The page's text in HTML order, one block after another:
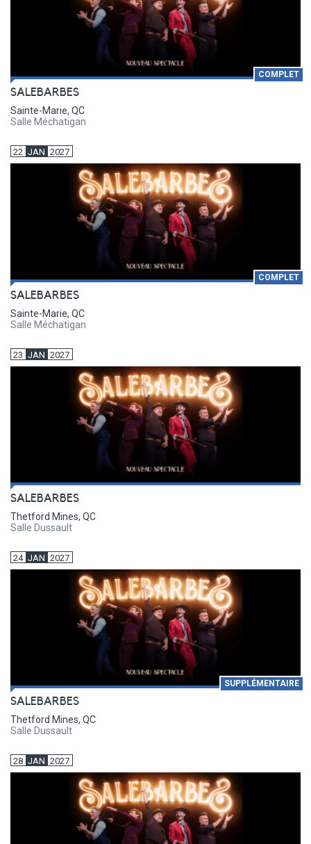
COMPLET
SALEBARBES
Sainte-Marie, QC
Salle Méchatigan
22 JAN 2027
COMPLET
SALEBARBES
Sainte-Marie, QC
Salle Méchatigan
23 JAN 2027
SALEBARBES
Thetford Mines, QC
Salle Dussault
24 JAN 2027
SUPPLÉMENTAIRE
SALEBARBES
Thetford Mines, QC
Salle Dussault
28 JAN 2027